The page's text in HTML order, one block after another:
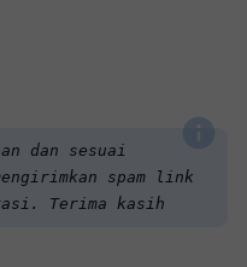
dan sesuai
spam link
Terima kasih